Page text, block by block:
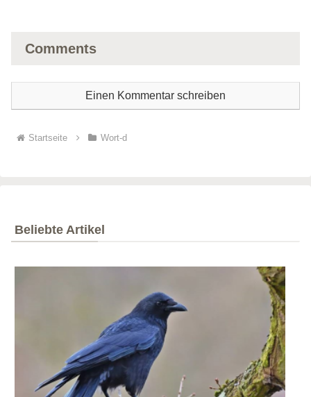
Comments
Einen Kommentar schreiben
Startseite Wort-d
Beliebte Artikel